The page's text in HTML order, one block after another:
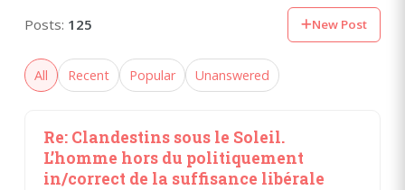
Posts: 125 New Post
All Recent Popular Unanswered
Re: Clandestins sous le Soleil.
L’homme hors du politiquement
in/correct de la suffisance libérale